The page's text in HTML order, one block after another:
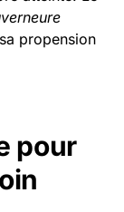
propension
pour